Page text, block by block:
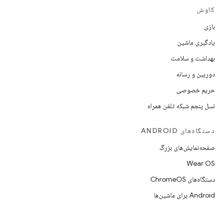
کاوش
بازی
یادگیری ماشین
بهداشت و سلامت
دوربین و رسانه
حریم خصوصی
نسل پنجم شبکه تلفن همراه
دستگاه‌های ANDROID
صفحه‌نمایش‌های بزرگ
Wear OS
دستگاه‌های ChromeOS
Android برای ماشین‌ها